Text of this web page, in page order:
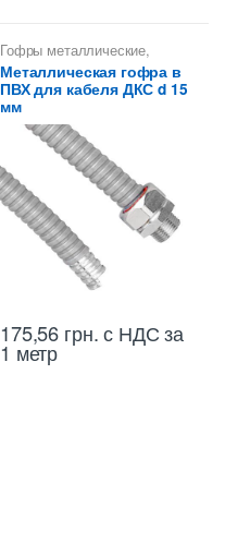
Гофры металлические,
Металлорукава 15 мм,
Металлорукава для защиты
кабеля,Металлорукава
оцинкованные
Металлическая гофра в
ПВХ для кабеля ДКС d 15
мм
175,56 грн.с НДС за
1 метр